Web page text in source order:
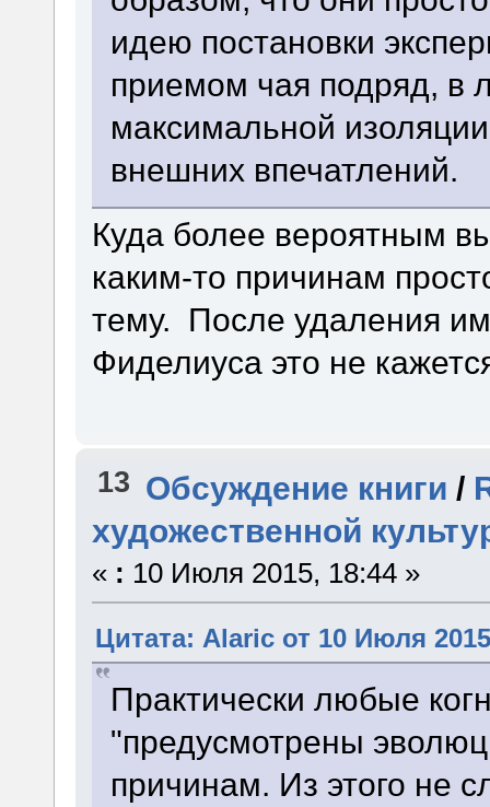
идею постановки
приемом чая подряд, в
максимальной
внешних впечатлений.
Куда более вероятным
каким-то причинам
тему. После удаления
Фиделиуса это не
13 Обсуждение книги /
художественной
« : 10 Июля 2015, 18:44 »
Цитата: Alaric от 10 Июля
Практически любые
"предусмотрены
причинам. Из этого не